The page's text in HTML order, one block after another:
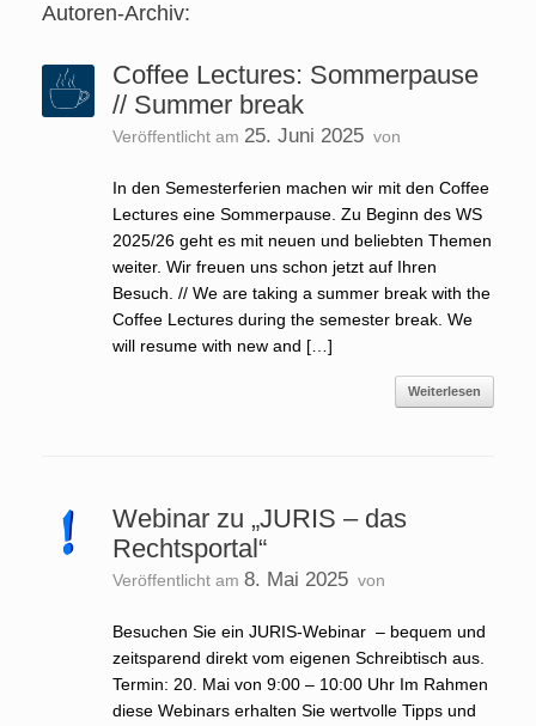
Autoren-Archiv:
Coffee Lectures: Sommerpause
// Summer break
Veröffentlicht am 25. Juni 2025 von
In den Semesterferien machen wir mit den Coffee
Lectures eine Sommerpause. Zu Beginn des WS
2025/26 geht es mit neuen und beliebten Themen
weiter. Wir freuen uns schon jetzt auf Ihren
Besuch. // We are taking a summer break with the
Coffee Lectures during the semester break. We
will resume with new and […]
Weiterlesen
Webinar zu „JURIS – das
Rechtsportal“
Veröffentlicht am 8. Mai 2025 von
Besuchen Sie ein JURIS-Webinar – bequem und
zeitsparend direkt vom eigenen Schreibtisch aus.
Termin: 20. Mai von 9:00 – 10:00 Uhr Im Rahmen
diese Webinars erhalten Sie wertvolle Tipps und